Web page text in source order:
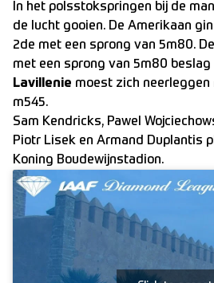
In het polsstokspringen bij de
de lucht gooien. De Amerikaan
2de met een sprong van 5m80.
met een sprong van 5m80
Lavillenie moest zich
m545.
Sam Kendricks, Pawel
Piotr Lisek en Armand Duplantis
Koning Boudewijnstadion.